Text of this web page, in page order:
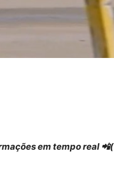
em tempo real 📲(